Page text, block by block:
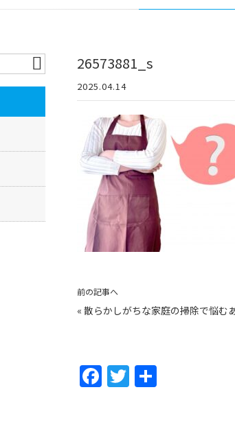
26573881_s
2025.04.14
前の記事へ
« 散らかしがちな家庭の掃除で悩む
F T